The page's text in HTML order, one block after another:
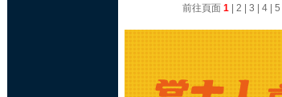
前往頁面 1| 2 3 4| 5